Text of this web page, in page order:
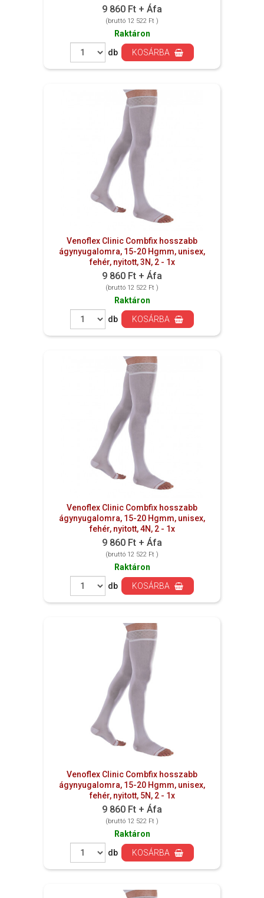
9 860 Ft + Áfa
(bruttó 12 522 Ft )
Raktáron
db
KOSÁRBA
Venoflex Clinic Combfix hosszabb
ágynyugalomra, 15-20 Hgmm, unisex,
fehér, nyitott, 3N, 2 - 1x
9 860 Ft + Áfa
(bruttó 12 522 Ft )
Raktáron
db
KOSÁRBA
Venoflex Clinic Combfix hosszabb
ágynyugalomra, 15-20 Hgmm, unisex,
fehér, nyitott, 4N, 2 - 1x
9 860 Ft + Áfa
(bruttó 12 522 Ft )
Raktáron
db
KOSÁRBA
Venoflex Clinic Combfix hosszabb
ágynyugalomra, 15-20 Hgmm, unisex,
fehér, nyitott, 5N, 2 - 1x
9 860 Ft + Áfa
(bruttó 12 522 Ft )
Raktáron
db
KOSÁRBA